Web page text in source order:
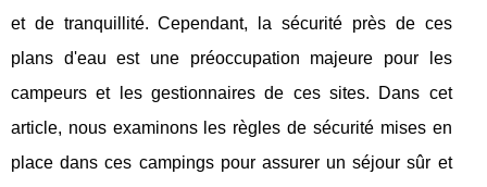
et de tranquillité. Cependant, la sécurité près de ces
plans d'eau est une préoccupation majeure pour les
campeurs et les gestionnaires de ces sites. Dans cet
article, nous examinons les règles de sécurité mises en
place dans ces campings pour assurer un séjour sûr et